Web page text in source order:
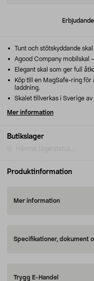
Butikslager
Hämtar lagerstatus...
Tunt och stötskyddande
Agood Company mobilskal
Elegant skal som ger full
Köp till en MagSafe-ring
laddning.
Skalet tillverkas i Sverige
Mer information
Produktinformation
Mer information
Specifikationer, dokument
Trygg E-Handel